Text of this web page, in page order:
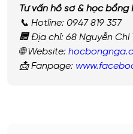
Tư vấn hồ sơ & học bổng
📞 Hotline: 0947 819 357
🏢 Địa chỉ: 68 Nguyễn Chí
🌐 Website:
📩 Fanpage: